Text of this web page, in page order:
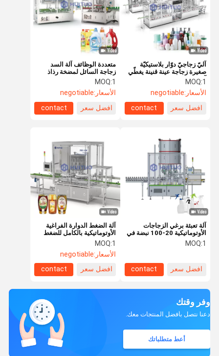
متعددة الوظائف آلة السد
زجاجة السائل لمضخة رذاذ
الزناد موزع
MOQ:1
الأسعار:negotiable
افضل سعر
contact
آليّ زجاجيّ دوّار بلاستيكيّة
صغيرة زجاجة عينة قنينة يغطّي
آلة لمستحضرات التجميل
MOQ:1
الأسعار:negotiable
افضل سعر
contact
آلة الضغط الدوارة الفراغية
الأوتوماتيكية بالكامل للضغط
على القبعات
MOQ:1
الأسعار:negotiable
افضل سعر
contact
آلة تعبئة برغي الزجاجات
الأوتوماتيكية 20-100 نبضة في
الدقيقة لموزع رذاذ الزناد
MOQ:1
افضل سعر contact
وفر وقتك
دعنا نتصل بأفضل المنتجات معك.
أعط متطلباتك